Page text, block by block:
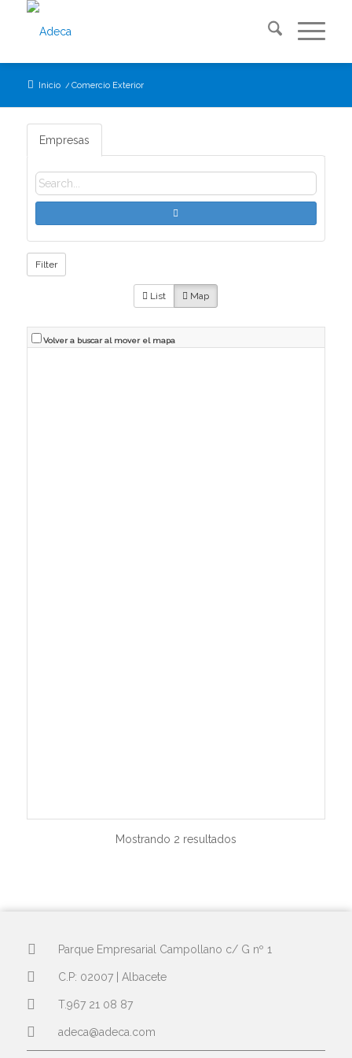
Inicio / Comercio Exterior
Empresas
Filter
List Map
Volver a buscar al mover el mapa
Mostrando 2 resultados
Parque Empresarial Campollano c/ G nº 1
C.P: 02007 | Albacete
T.967 21 08 87
adeca@adeca.com